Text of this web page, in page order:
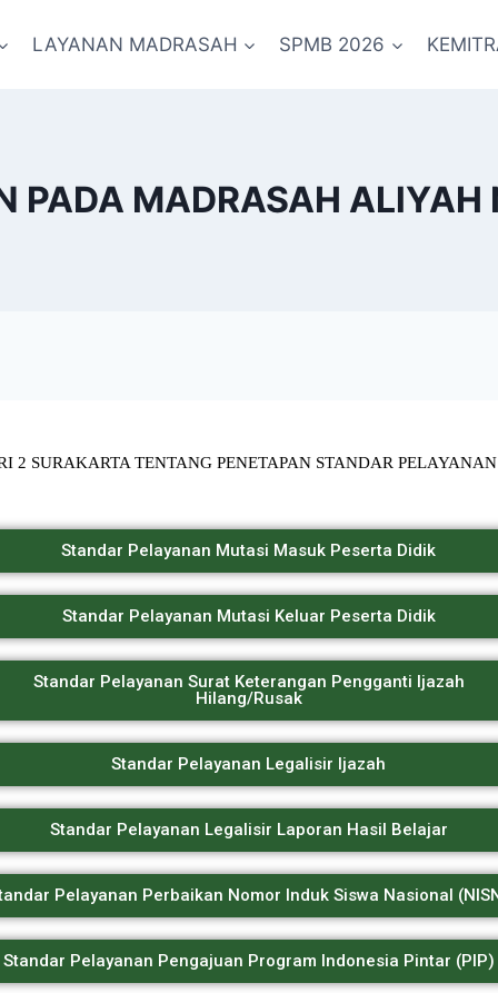
LAYANAN MADRASAH SPMB 2026
PADA MADRASAH ALlYAH
2 SURAKARTA TENTANG PENETAPAN STANDAR
Standar Pelayanan Mutasi Masuk Peserta Didik
Standar Pelayanan Mutasi Keluar Peserta Didik
Standar Pelayanan Surat Keterangan Pengganti Ijazah
Hilang/Rusak
Standar Pelayanan Legalisir Ijazah
Standar Pelayanan Legalisir Laporan Hasil Belajar
Pelayanan Perbaikan Nomor Induk Siswa Nasional
Standar Pelayanan Pengajuan Program Indonesia Pintar (PIP)